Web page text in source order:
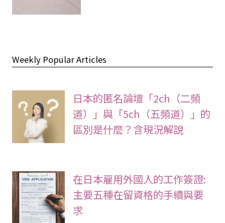
Weekly Popular Articles
日本的匿名論壇「2ch（二頻
道）」與「5ch（五頻道）」的
區別是什麼？含現況解說
在日本雇用外國人的工作簽證:
主要五種在留資格的手續與要
求